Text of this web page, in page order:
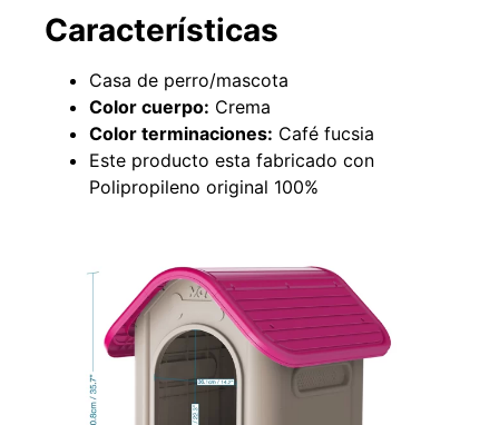
Características
Casa de perro/mascota
Color cuerpo: Crema
Color terminaciones: Café fucsia
Este producto esta fabricado con
Polipropileno original 100%
49%
Importado USA: Summer
densidad 35mm Rollo
4,57*30,48mts
2.002.243
1.021.490
hypalon sin tela 3 MPA
$1.192.666 $
Agregar al carrito